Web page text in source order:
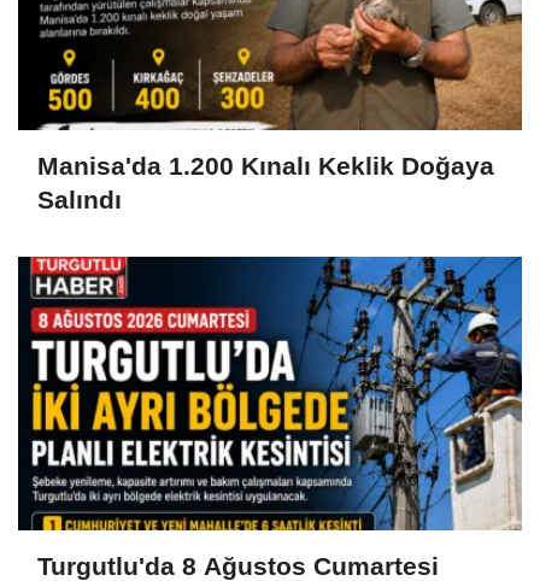
Manisa'da 1.200 Kınalı Keklik Doğaya
Salındı
Turgutlu'da 8 Ağustos Cumartesi